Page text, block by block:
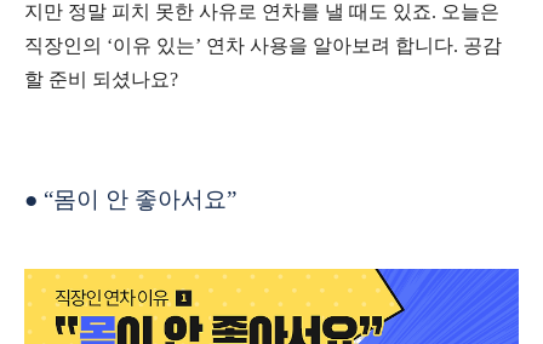
지만 정말 피치 못한 사유로 연차를 낼 때도 있죠. 오늘은
직장인의 ‘이유 있는’ 연차 사용을 알아보려 합니다. 공감
할 준비 되셨나요?
● “몸이 안 좋아서요”